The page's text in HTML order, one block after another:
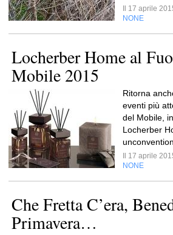
Il 17 aprile
NONE
Locherber Home al
Mobile 2015
Ritorna
eventi più
del Mobile,
Locherber
Il 17 aprile
NONE
Che Fretta C’era,
Primavera…